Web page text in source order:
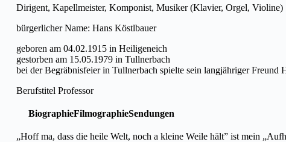
Dirigent, Kapellmeister, Komponist, Musiker (Klavier, Orgel, Violine)
bürgerlicher Name: Hans Köstlbauer
geboren am 04.02.1915 in Heiligeneich
gestorben am 15.05.1979 in Tullnerbach
bei der Begräbnisfeier in Tullnerbach spielte sein langjähriger Freund
Berufstitel Professor
BiographieFilmographieSendungen
„Hoff ma, dass die heile Welt, noch a kleine Weile hält” ist mein